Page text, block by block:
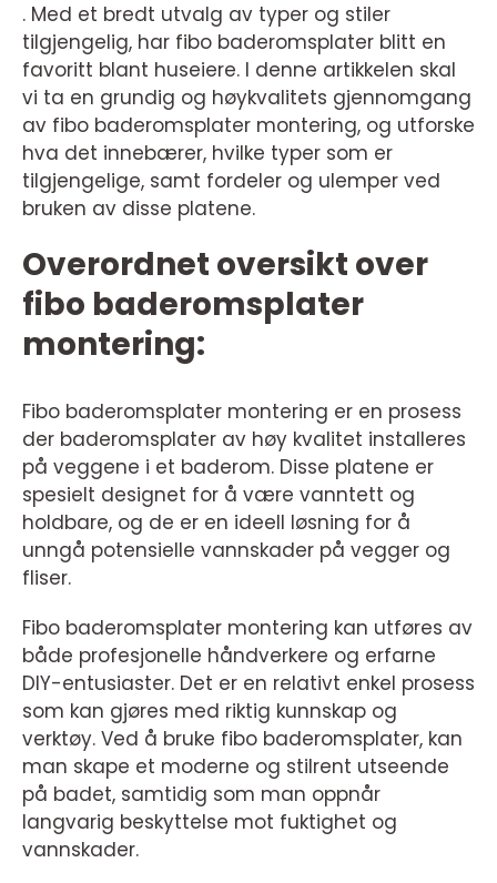
. Med et bredt utvalg av typer og stiler
tilgjengelig, har fibo baderomsplater blitt en
favoritt blant huseiere. I denne artikkelen skal
vi ta en grundig og høykvalitets gjennomgang
av fibo baderomsplater montering, og utforske
hva det innebærer, hvilke typer som er
tilgjengelige, samt fordeler og ulemper ved
bruken av disse platene.
Overordnet oversikt over
fibo baderomsplater
montering:
Fibo baderomsplater montering er en prosess
der baderomsplater av høy kvalitet installeres
på veggene i et baderom. Disse platene er
spesielt designet for å være vanntett og
holdbare, og de er en ideell løsning for å
unngå potensielle vannskader på vegger og
fliser.
Fibo baderomsplater montering kan utføres av
både profesjonelle håndverkere og erfarne
DIY-entusiaster. Det er en relativt enkel prosess
som kan gjøres med riktig kunnskap og
verktøy. Ved å bruke fibo baderomsplater, kan
man skape et moderne og stilrent utseende
på badet, samtidig som man oppnår
langvarig beskyttelse mot fuktighet og
vannskader.